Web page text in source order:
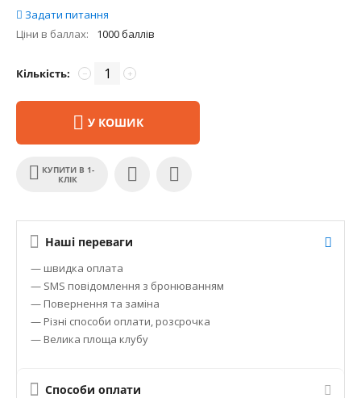
Задати питання
Ціни в баллах:
1000 баллів
Кількість: +
−
У КОШИК
КУПИТИ В 1-
КЛІК
Наші переваги
— швидка оплата
— SMS повідомлення з бронюванням
— Повернення та заміна
— Різні способи оплати, розсрочка
— Велика площа клубу
Способи оплати